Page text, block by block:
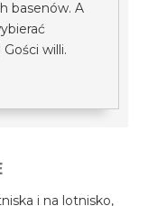
basenów. A
willi.
i na lotnisko,